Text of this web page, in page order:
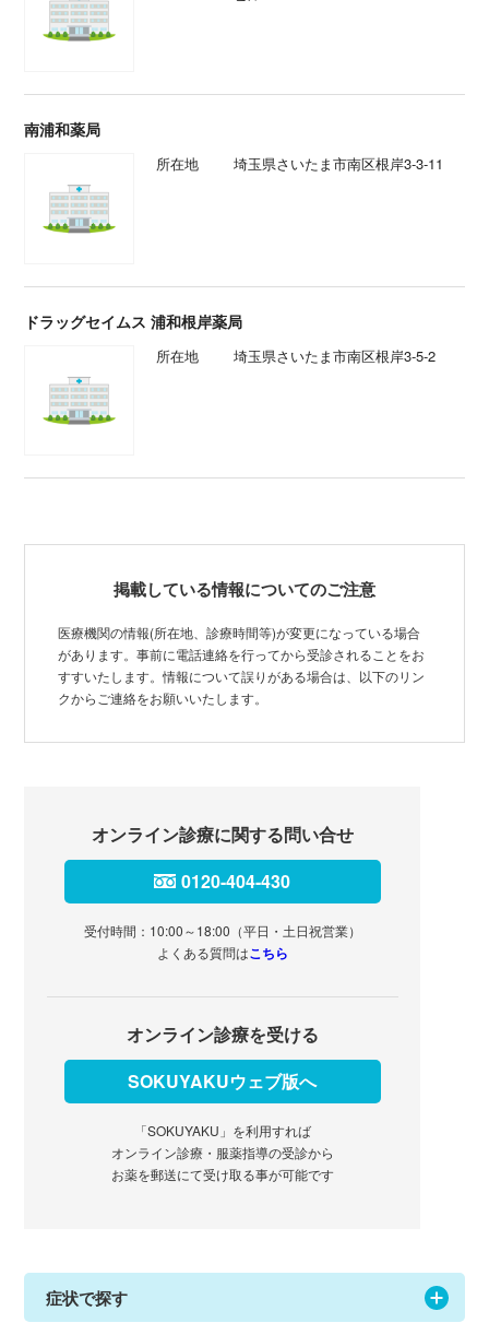
南浦和薬局
所在地 埼玉県さいたま市南区根岸3-3-11
ドラッグセイムス 浦和根岸薬局
所在地 埼玉県さいたま市南区根岸3-5-2
掲載している情報についてのご注意
医療機関の情報(所在地、診療時間等)が変更になっている場合
があります。事前に電話連絡を行ってから受診されることをお
すすいたします。情報について誤りがある場合は、以下のリン
クからご連絡をお願いいたします。
オンライン診療に関する問い合せ
0120-404-430
受付時間：10:00～18:00（平日・土日祝営業）
よくある質問はこちら
オンライン診療を受ける
SOKUYAKUウェブ版へ
「SOKUYAKU」を利用すれば
オンライン診療・服薬指導の受診から
お薬を郵送にて受け取る事が可能です
症状で探す